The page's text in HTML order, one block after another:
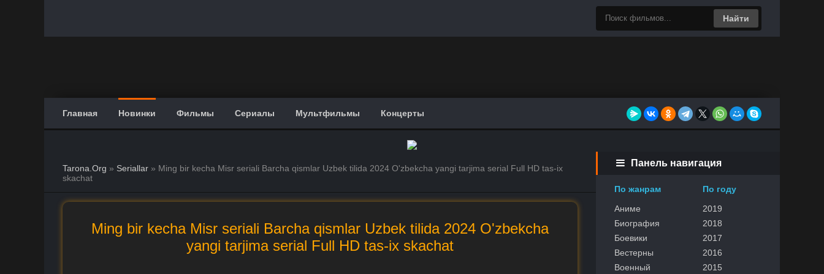
Найти
Главная Новинки Фильмы Сериалы Мультфильмы Концерты
Tarona.Org » Seriallar » Ming bir kecha Misr seriali Barcha qismlar Uzbek tilida 2024 O'zbekcha yangi tarjima serial Full HD tas-ix
skachat
Ming bir kecha Misr seriali Barcha qismlar Uzbek tilida 2024 O'zbekcha
yangi tarjima serial Full HD tas-ix skachat
Панель навигация
По жанрам
Аниме
Биография
Боевики
Вестерны
Военный
По году
2019
2018
2017
2016
2015